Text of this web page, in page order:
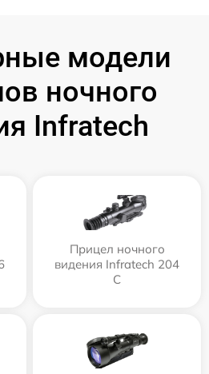
модели
ночного
Infratech
Прицел ночного
видения Infratech 204
С